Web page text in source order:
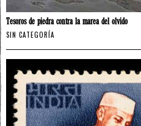
Tesoros de piedra contra la marea del olvido
SIN CATEGORÍA